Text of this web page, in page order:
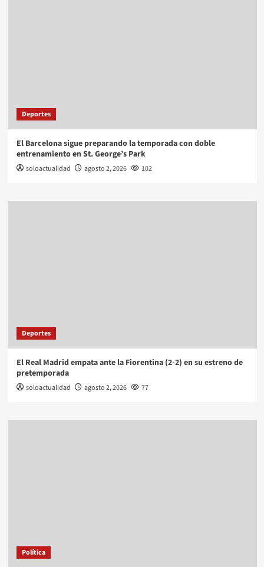
Deportes
El Barcelona sigue preparando la temporada con doble
entrenamiento en St. George’s Park
soloactualidad agosto 2, 2026 102
Deportes
El Real Madrid empata ante la Fiorentina (2-2) en su estreno de
pretemporada
soloactualidad agosto 2, 2026 77
Política